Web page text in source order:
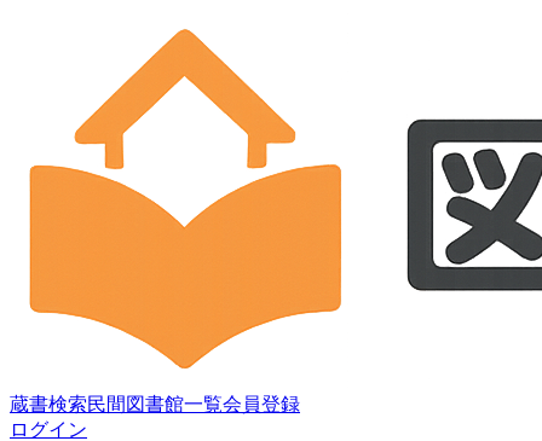
蔵書検索民間図書館一覧会員登録
ログイン